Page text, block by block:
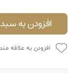
افزودن به
افزودن به علاقه